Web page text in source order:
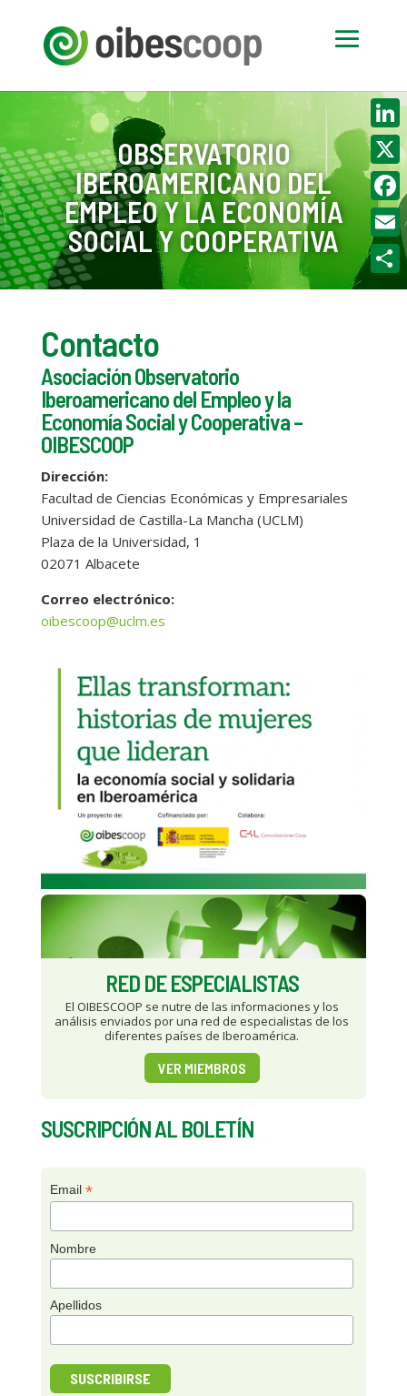
OBSERVATORIO
IBEROAMERICANO DEL
EMPLEO Y LA ECONOMÍA
SOCIAL Y COOPERATIVA
Contacto
Asociación Observatorio
Iberoamericano del Empleo y la
Economía Social y Cooperativa –
OIBESCOOP
Dirección:
Facultad de Ciencias Económicas y Empresariales
Universidad de Castilla-La Mancha (UCLM)
Plaza de la Universidad, 1
02071 Albacete
Correo electrónico:
oibescoop@uclm.es
RED DE ESPECIALISTAS
El OIBESCOOP se nutre de las informaciones y los
análisis enviados por una red de especialistas de los
diferentes países de Iberoamérica.
VER MIEMBROS
SUSCRIPCIÓN AL BOLETÍN
Email *
Nombre
Apellidos
X
Email